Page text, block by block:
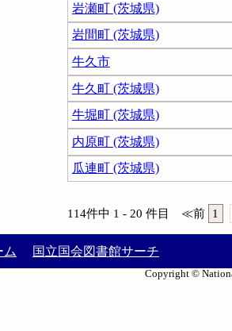
岩瀬町 (茨城県)
岩間町 (茨城県)
牛久市
牛久町 (茨城県)
牛堀町 (茨城県)
内原町 (茨城県)
瓜連町 (茨城県)
114件中 1 - 20 件目 ≪前 1
ム 国立国会図書館サーチ
Copyright ©